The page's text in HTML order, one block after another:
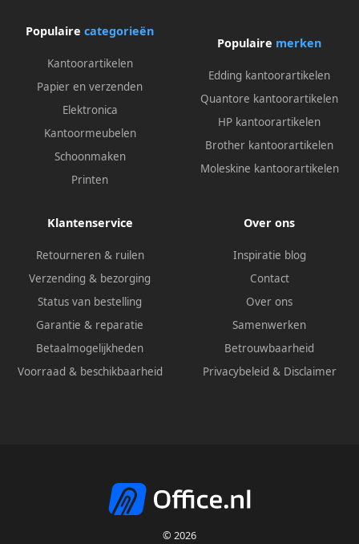
Populaire categorieën
Kantoorartikelen
Papier en verzenden
Elektronica
Kantoormeubelen
Schoonmaken
Printen
Populaire merken
Edding kantoorartikelen
Quantore kantoorartikelen
HP kantoorartikelen
Brother kantoorartikelen
Moleskine kantoorartikelen
Klantenservice
Retourneren & ruilen
Verzending & bezorging
Status van bestelling
Garantie & reparatie
Betaalmogelijkheden
Voorraad & beschikbaarheid
Over ons
Inspiratie blog
Contact
Over ons
Samenwerken
Betrouwbaarheid
Privacybeleid & Disclaimer
© 2026